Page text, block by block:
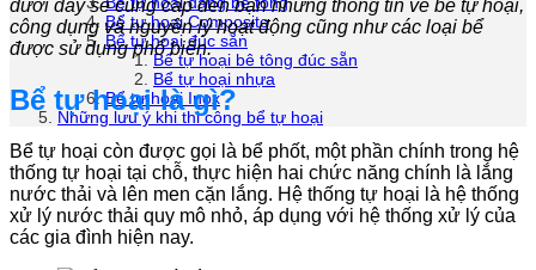
Bể tự hoại Composite
Bể tự hoại đúc sẵn
Bể tự hoại bê tông đúc sẵn
Bể tự hoại nhựa
Bể tự hoại Inox
Những lưu ý khi thi công bể tự hoại
dưới đây sẽ cung cấp đến bạn những thông tin về bể tự hoại,
công dụng và nguyên lý hoạt động cũng như các loại bể
được sử dụng phổ biến.
Bể tự hoại là gì?
Bể tự hoại còn được gọi là bể phốt, một phần chính trong hệ
thống tự hoại tại chỗ, thực hiện hai chức năng chính là lắng
nước thải và lên men cặn lắng. Hệ thống tự hoại là hệ thống
xử lý nước thải quy mô nhỏ, áp dụng với hệ thống xử lý của
các gia đình hiện nay.